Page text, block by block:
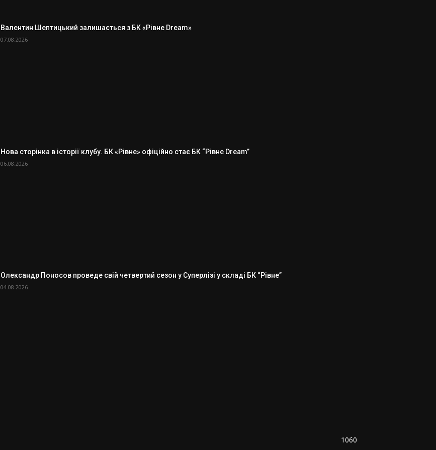
Валентин Шептицький залишається з БК «Рівне Dream»
07.08.2026
Нова сторінка в історії клубу. БК «Рівне» офіційно стає БК “Рівне Dream”
06.08.2026
Олександр Поносов проведе свій четвертий сезон у Суперлізі у складі БК “Рівне”
04.08.2026
1060